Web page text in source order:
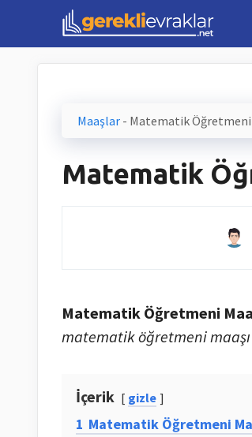
Maaşlar - Matematik Öğretmeni
Matematik
Matematik Öğretmeni
matematik öğretmeni maaşı
İçerik gizle
1 Matematik Öğretmeni